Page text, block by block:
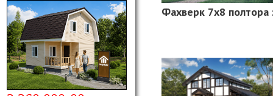
Фахверк 7х8 полтора